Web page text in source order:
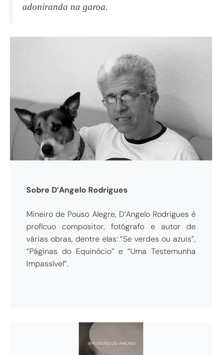
adoniranda na garoa.
Sobre D’Angelo Rodrigues
Mineiro de Pouso Alegre, D’Angelo Rodrigues é
profícuo compositor, fotógrafo e autor de
várias obras, dentre elas: “Se verdes ou azuis”,
“Páginas do Equinócio” e “Uma Testemunha
Impassível”.